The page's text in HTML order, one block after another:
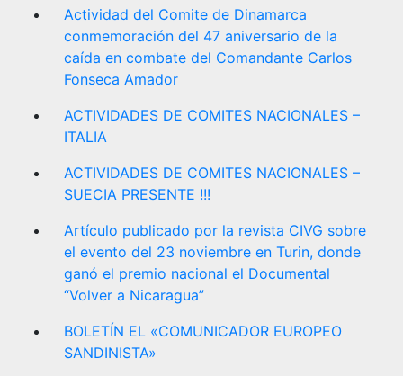
Actividad del Comite de Dinamarca
conmemoración del 47 aniversario de la
caída en combate del Comandante Carlos
Fonseca Amador
ACTIVIDADES DE COMITES NACIONALES –
ITALIA
ACTIVIDADES DE COMITES NACIONALES –
SUECIA PRESENTE !!!
Artículo publicado por la revista CIVG sobre
el evento del 23 noviembre en Turin, donde
ganó el premio nacional el Documental
“Volver a Nicaragua”
BOLETÍN EL «COMUNICADOR EUROPEO
SANDINISTA»